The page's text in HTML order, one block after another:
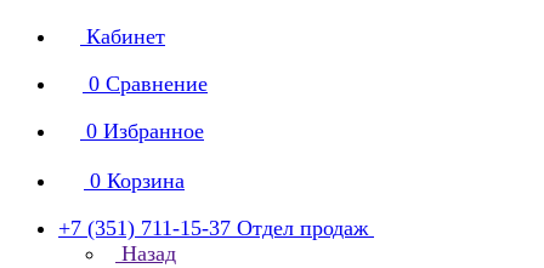
Кабинет
0 Сравнение
0 Избранное
0 Корзина
+7 (351) 711-15-37 Отдел продаж
Назад